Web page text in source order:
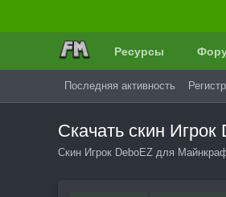
Ресурсы
Последняя активность
Скачать скин
Скин Игрок DeboEZ для